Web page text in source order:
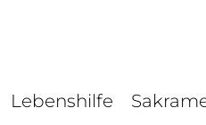
Lebenshilfe